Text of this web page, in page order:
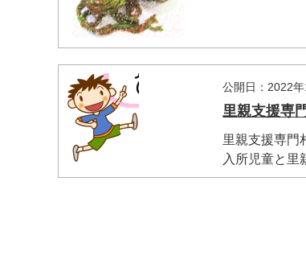
公開日：2022
里親支援専
里親支援専門
入所児童と里
マイメディア検索